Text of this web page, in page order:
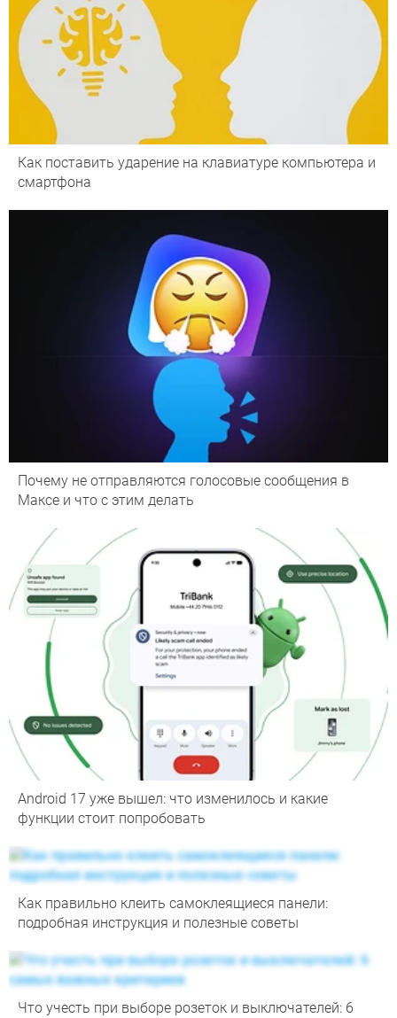
Как поставить ударение на клавиатуре компьютера и
смартфона
Почему не отправляются голосовые сообщения в
Максе и что с этим делать
Android 17 уже вышел: что изменилось и какие
функции стоит попробовать
Как правильно клеить самоклеящиеся панели:
подробная инструкция и полезные советы
Что учесть при выборе розеток и выключателей: 6